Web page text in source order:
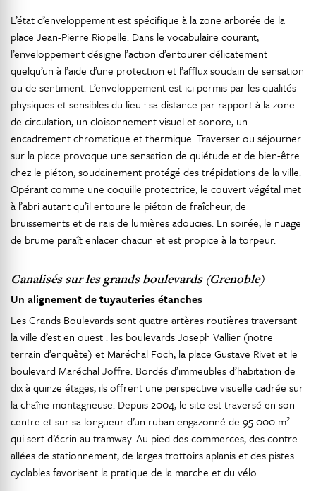
L’état d’enveloppement est spécifique à la zone arborée de la
place Jean-Pierre Riopelle. Dans le vocabulaire courant,
l’enveloppement désigne l’action d’entourer délicatement
quelqu’un à l’aide d’une protection et l’afflux soudain de sensation
ou de sentiment. L’enveloppement est ici permis par les qualités
physiques et sensibles du lieu : sa distance par rapport à la zone
de circulation, un cloisonnement visuel et sonore, un
encadrement chromatique et thermique. Traverser ou séjourner
sur la place provoque une sensation de quiétude et de bien-être
chez le piéton, soudainement protégé des trépidations de la ville.
Opérant comme une coquille protectrice, le couvert végétal met
à l’abri autant qu’il entoure le piéton de fraîcheur, de
bruissements et de rais de lumières adoucies. En soirée, le nuage
de brume paraît enlacer chacun et est propice à la torpeur.
Canalisés sur les grands boulevards (Grenoble)
Un alignement de tuyauteries étanches
Les Grands Boulevards sont quatre artères routières traversant
la ville d’est en ouest : les boulevards Joseph Vallier (notre
terrain d’enquête) et Maréchal Foch, la place Gustave Rivet et le
boulevard Maréchal Joffre. Bordés d’immeubles d’habitation de
dix à quinze étages, ils offrent une perspective visuelle cadrée sur
la chaîne montagneuse. Depuis 2004, le site est traversé en son
centre et sur sa longueur d’un ruban engazonné de 95 000 m2
qui sert d’écrin au tramway. Au pied des commerces, des contre-
allées de stationnement, de larges trottoirs aplanis et des pistes
cyclables favorisent la pratique de la marche et du vélo.